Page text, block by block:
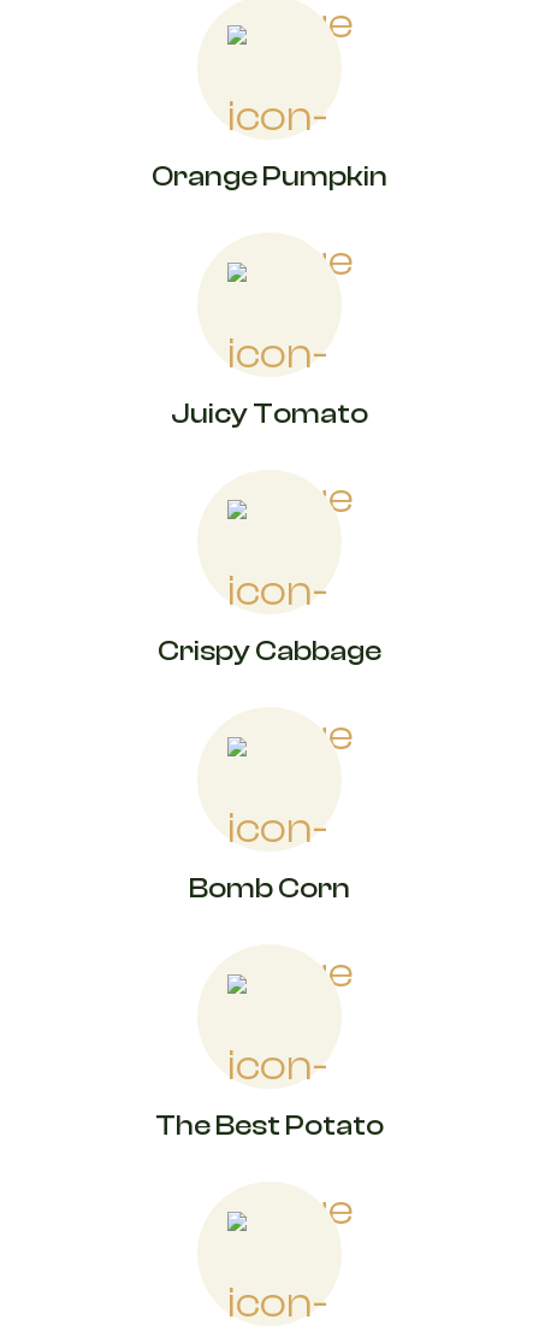
Orange Pumpkin
Juicy Tomato
Crispy Cabbage
Bomb Corn
The Best Potato